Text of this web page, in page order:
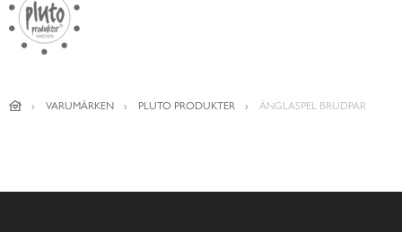
VARUMÄRKEN PLUTO PRODUKTER ÄNGLASPEL BRUDPAR